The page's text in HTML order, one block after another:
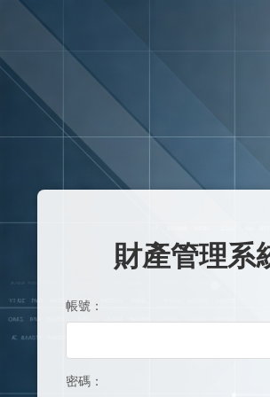
財產管理系
帳號：
密碼：